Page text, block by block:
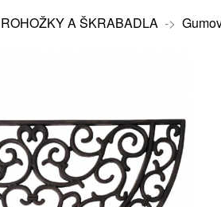
ROHOŽKY A ŠKRABADLA ->